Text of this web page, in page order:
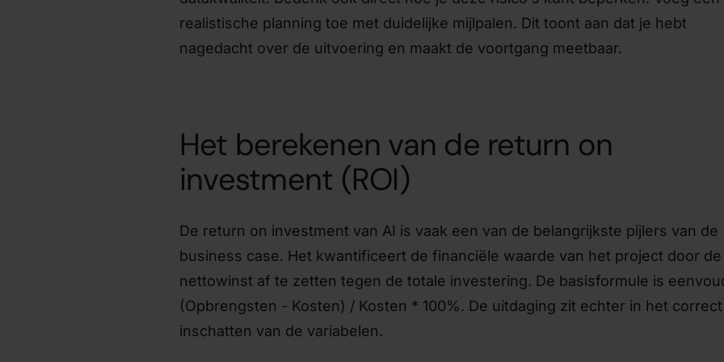
realistische planning toe met duidelijke mijlpalen. Dit toont aan dat je hebt
nagedacht over de uitvoering en maakt de voortgang meetbaar.
Het berekenen van de return on
investment (ROI)
De return on investment van AI is vaak een van de belangrijkste pijlers van de
business case. Het kwantificeert de financiële waarde van het project door de
nettowinst af te zetten tegen de totale investering. De basisformule is
(Opbrengsten - Kosten) / Kosten * 100%. De uitdaging zit echter in het correct
inschatten van de variabelen.